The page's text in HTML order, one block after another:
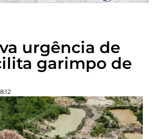
urgência de
garimpo de